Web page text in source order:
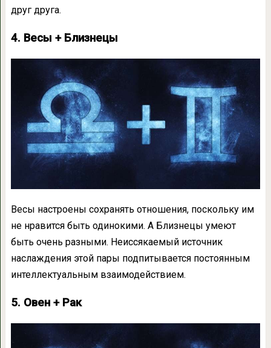
друг друга.
4. Весы + Близнецы
Весы настроены сохранять отношения, поскольку им
не нравится быть одинокими. А Близнецы умеют
быть очень разными. Неиссякаемый источник
наслаждения этой пары подпитывается постоянным
интеллектуальным взаимодействием.
5. Овен + Рак